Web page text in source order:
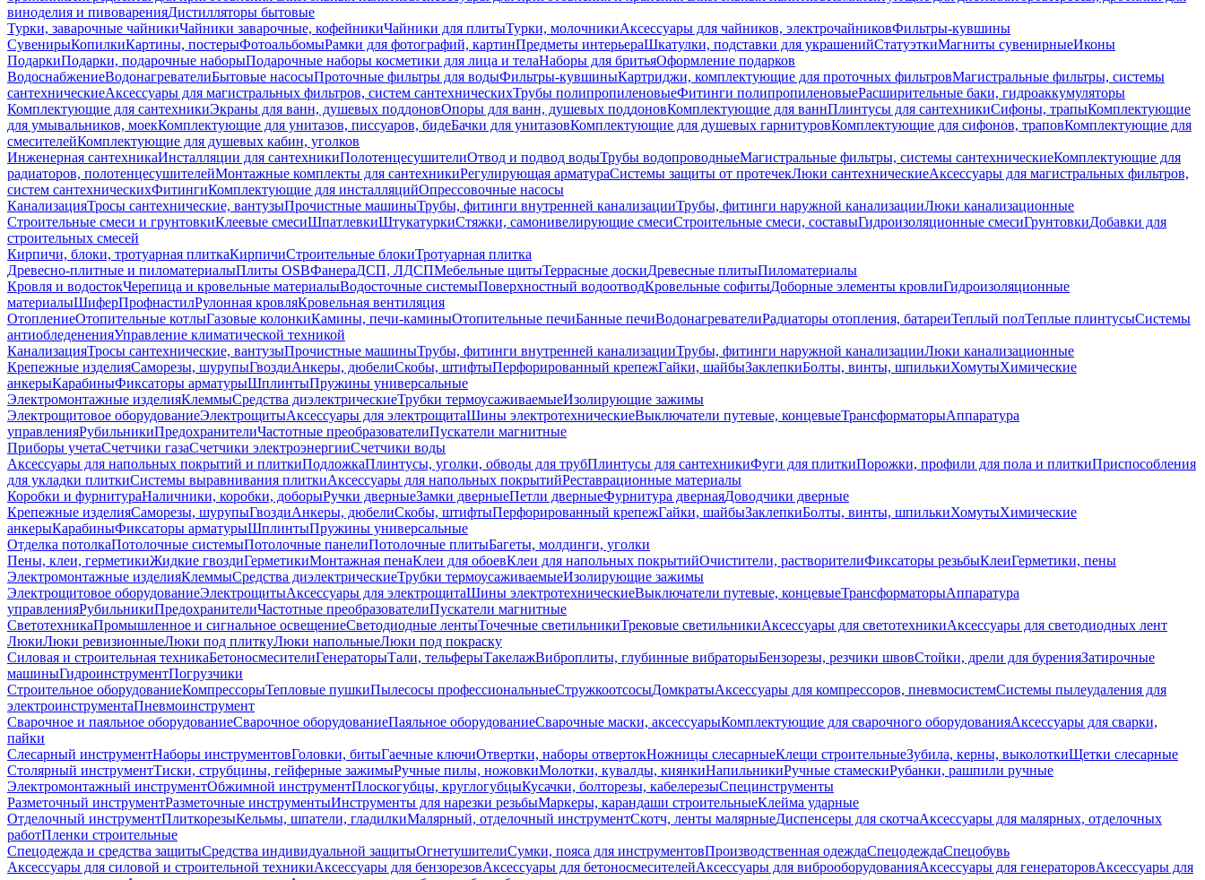
виноделия и пивоваренияДистилляторы бытовые
Турки, заварочные чайникиЧайники заварочные, кофейникиЧайники для плитыТурки, молочникиАксессуары для чайников, электрочайниковФильтры-кувшины
СувенирыКопилкиКартины, постерыФотоальбомыРамки для фотографий, картинПредметы интерьераШкатулки, подставки для украшенийСтатуэткиМагниты сувенирныеИконы
ПодаркиПодарки, подарочные наборыПодарочные наборы косметики для лица и телаНаборы для бритьяОформление подарков
ВодоснабжениеВодонагревателиБытовые насосыПроточные фильтры для водыФильтры-кувшиныКартриджи, комплектующие для проточных фильтровМагистральные фильтры, системы
сантехническиеАксессуары для магистральных фильтров, систем сантехническихТрубы полипропиленовыеФитинги полипропиленовыеРасширительные баки, гидроаккумуляторы
Комплектующие для сантехникиЭкраны для ванн, душевых поддоновОпоры для ванн, душевых поддоновКомплектующие для ваннПлинтусы для сантехникиСифоны, трапыКомплектующие
для умывальников, моекКомплектующие для унитазов, писсуаров, бидеБачки для унитазовКомплектующие для душевых гарнитуровКомплектующие для сифонов, траповКомплектующие для
смесителейКомплектующие для душевых кабин, уголков
Инженерная сантехникаИнсталляции для сантехникиПолотенцесушителиОтвод и подвод водыТрубы водопроводныеМагистральные фильтры, системы сантехническиеКомплектующие для
радиаторов, полотенцесушителейМонтажные комплекты для сантехникиРегулирующая арматураСистемы защиты от протечекЛюки сантехническиеАксессуары для магистральных фильтров,
систем сантехническихФитингиКомплектующие для инсталляцийОпрессовочные насосы
КанализацияТросы сантехнические, вантузыПрочистные машиныТрубы, фитинги внутренней канализацииТрубы, фитинги наружной канализацииЛюки канализационные
Строительные смеси и грунтовкиКлеевые смесиШпатлевкиШтукатуркиСтяжки, самонивелирующие смесиСтроительные смеси, составыГидроизоляционные смесиГрунтовкиДобавки для
строительных смесей
Кирпичи, блоки, тротуарная плиткаКирпичиСтроительные блокиТротуарная плитка
Древесно-плитные и пиломатериалыПлиты OSBФанераДСП, ЛДСПМебельные щитыТеррасные доскиДревесные плитыПиломатериалы
Кровля и водостокЧерепица и кровельные материалыВодосточные системыПоверхностный водоотводКровельные софитыДоборные элементы кровлиГидроизоляционные
материалыШиферПрофнастилРулонная кровляКровельная вентиляция
ОтоплениеОтопительные котлыГазовые колонкиКамины, печи-каминыОтопительные печиБанные печиВодонагревателиРадиаторы отопления, батареиТеплый полТеплые плинтусыСистемы
антиобледененияУправление климатической техникой
КанализацияТросы сантехнические, вантузыПрочистные машиныТрубы, фитинги внутренней канализацииТрубы, фитинги наружной канализацииЛюки канализационные
Крепежные изделияСаморезы, шурупыГвоздиАнкеры, дюбелиСкобы, штифтыПерфорированный крепежГайки, шайбыЗаклепкиБолты, винты, шпилькиХомутыХимические
анкерыКарабиныФиксаторы арматурыШплинтыПружины универсальные
Электромонтажные изделияКлеммыСредства диэлектрическиеТрубки термоусаживаемыеИзолирующие зажимы
Электрощитовое оборудованиеЭлектрощитыАксессуары для электрощитаШины электротехническиеВыключатели путевые, концевыеТрансформаторыАппаратура
управленияРубильникиПредохранителиЧастотные преобразователиПускатели магнитные
Приборы учетаСчетчики газаСчетчики электроэнергииСчетчики воды
Аксессуары для напольных покрытий и плиткиПодложкаПлинтусы, уголки, обводы для трубПлинтусы для сантехникиФуги для плиткиПорожки, профили для пола и плиткиПриспособления
для укладки плиткиСистемы выравнивания плиткиАксессуары для напольных покрытийРеставрационные материалы
Коробки и фурнитураНаличники, коробки, доборыРучки дверныеЗамки дверныеПетли дверныеФурнитура двернаяДоводчики дверные
Крепежные изделияСаморезы, шурупыГвоздиАнкеры, дюбелиСкобы, штифтыПерфорированный крепежГайки, шайбыЗаклепкиБолты, винты, шпилькиХомутыХимические
анкерыКарабиныФиксаторы арматурыШплинтыПружины универсальные
Отделка потолкаПотолочные системыПотолочные панелиПотолочные плитыБагеты, молдинги, уголки
Пены, клеи, герметикиЖидкие гвоздиГерметикиМонтажная пенаКлеи для обоевКлеи для напольных покрытийОчистители, растворителиФиксаторы резьбыКлеиГерметики, пены
Электромонтажные изделияКлеммыСредства диэлектрическиеТрубки термоусаживаемыеИзолирующие зажимы
Электрощитовое оборудованиеЭлектрощитыАксессуары для электрощитаШины электротехническиеВыключатели путевые, концевыеТрансформаторыАппаратура
управленияРубильникиПредохранителиЧастотные преобразователиПускатели магнитные
СветотехникаПромышленное и сигнальное освещениеСветодиодные лентыТочечные светильникиТрековые светильникиАксессуары для светотехникиАксессуары для светодиодных лент
ЛюкиЛюки ревизионныеЛюки под плиткуЛюки напольныеЛюки под покраску
Силовая и строительная техникаБетоносмесителиГенераторыТали, тельферыТакелажВиброплиты, глубинные вибраторыБензорезы, резчики швовСтойки, дрели для буренияЗатирочные
машиныГидроинструментПогрузчики
Строительное оборудованиеКомпрессорыТепловые пушкиПылесосы профессиональныеСтружкоотсосыДомкратыАксессуары для компрессоров, пневмосистемСистемы пылеудаления для
электроинструментаПневмоинструмент
Сварочное и паяльное оборудованиеСварочное оборудованиеПаяльное оборудованиеСварочные маски, аксессуарыКомплектующие для сварочного оборудованияАксессуары для сварки,
пайки
Слесарный инструментНаборы инструментовГоловки, битыГаечные ключиОтвертки, наборы отвертокНожницы слесарныеКлещи строительныеЗубила, керны, выколоткиЩетки слесарные
Столярный инструментТиски, струбцины, гейферные зажимыРучные пилы, ножовкиМолотки, кувалды, киянкиНапильникиРучные стамескиРубанки, рашпили ручные
Электромонтажный инструментОбжимной инструментПлоскогубцы, круглогубцыКусачки, болторезы, кабелерезыСпецинструменты
Разметочный инструментРазметочные инструментыИнструменты для нарезки резьбыМаркеры, карандаши строительныеКлейма ударные
Отделочный инструментПлиткорезыКельмы, шпатели, гладилкиМалярный, отделочный инструментСкотч, ленты малярныеДиспенсеры для скотчаАксессуары для малярных, отделочных
работПленки строительные
Спецодежда и средства защитыСредства индивидуальной защитыОгнетушителиСумки, пояса для инструментовПроизводственная одеждаСпецодеждаСпецобувь
Аксессуары для силовой и строительной техникиАксессуары для бензорезовАксессуары для бетоносмесителейАксессуары для виброоборудованияАксессуары для генераторовАксессуары для